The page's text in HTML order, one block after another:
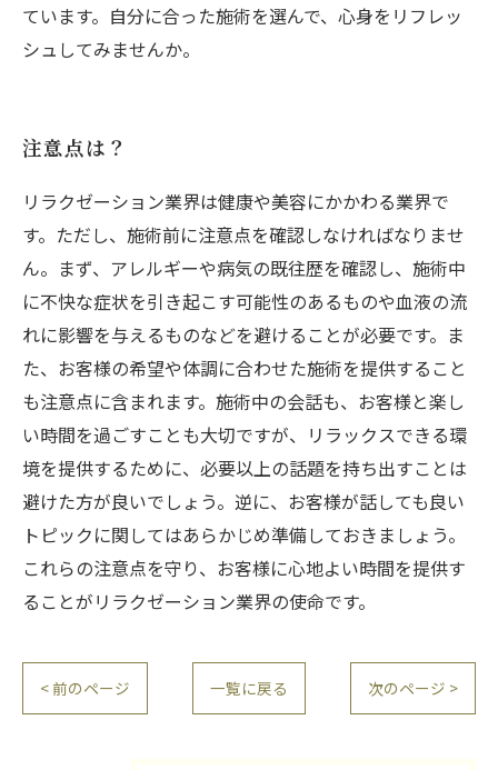
ています。自分に合った施術を選んで、心身をリフレッ
シュしてみませんか。
注意点は？
リラクゼーション業界は健康や美容にかかわる業界で
す。ただし、施術前に注意点を確認しなければなりませ
ん。まず、アレルギーや病気の既往歴を確認し、施術中
に不快な症状を引き起こす可能性のあるものや血液の流
れに影響を与えるものなどを避けることが必要です。ま
た、お客様の希望や体調に合わせた施術を提供すること
も注意点に含まれます。施術中の会話も、お客様と楽し
い時間を過ごすことも大切ですが、リラックスできる環
境を提供するために、必要以上の話題を持ち出すことは
避けた方が良いでしょう。逆に、お客様が話しても良い
トピックに関してはあらかじめ準備しておきましょう。
これらの注意点を守り、お客様に心地よい時間を提供す
ることがリラクゼーション業界の使命です。
< 前のページ 一覧に戻る 次のページ >